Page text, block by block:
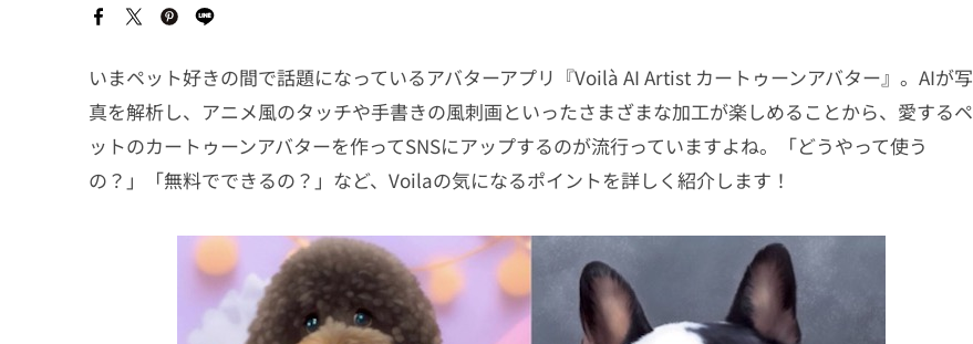
いまペット好きの間で話題になっているアバターアプリ『Voilà AI Artist カートゥーンアバター』。AIが写
真を解析し、アニメ風のタッチや手書きの風刺画といったさまざまな加工が楽しめることから、愛するペ
ットのカートゥーンアバターを作ってSNSにアップするのが流行っていますよね。「どうやって使う
の？」「無料でできるの？」など、Voilaの気になるポイントを詳しく紹介します！